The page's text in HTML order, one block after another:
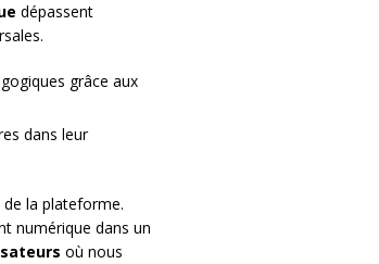
dépassent
grâce aux
dans leur
de la plateforme.
numérique dans un
où nous